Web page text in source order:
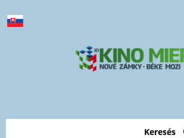
Keresés